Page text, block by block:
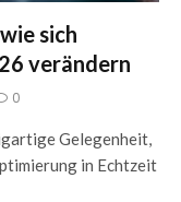
sich
verändern
0
Gelegenheit,
in Echtzeit